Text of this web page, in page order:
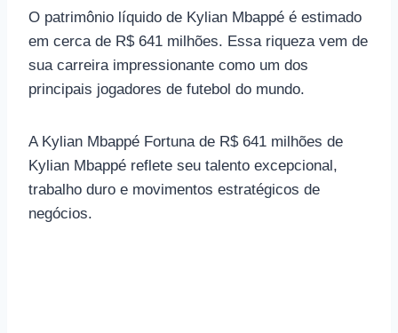
O patrimônio líquido de Kylian Mbappé é estimado
em cerca de R$ 641 milhões. Essa riqueza vem de
sua carreira impressionante como um dos
principais jogadores de futebol do mundo.
A Kylian Mbappé Fortuna de R$ 641 milhões de
Kylian Mbappé reflete seu talento excepcional,
trabalho duro e movimentos estratégicos de
negócios.